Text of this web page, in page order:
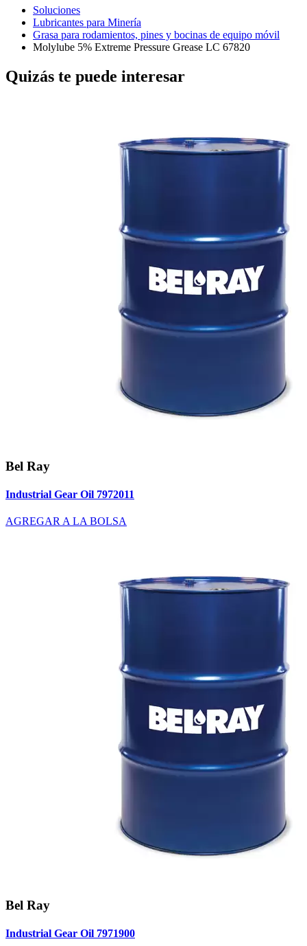
Soluciones
Lubricantes para Minería
Grasa para rodamientos, pines y bocinas de equipo móvil
Molylube 5% Extreme Pressure Grease LC 67820
Quizás te puede interesar
Bel Ray
Industrial Gear Oil 7972011
AGREGAR A LA BOLSA
Bel Ray
Industrial Gear Oil 7971900